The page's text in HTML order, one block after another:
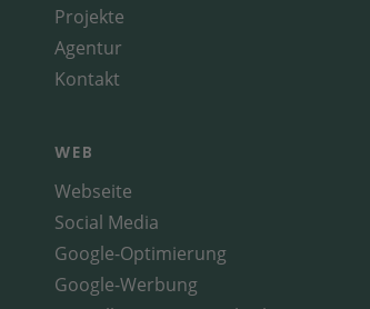
Projekte
Agentur
Kontakt
WEB
Webseite
Social Media
Google-Optimierung
Google-Werbung